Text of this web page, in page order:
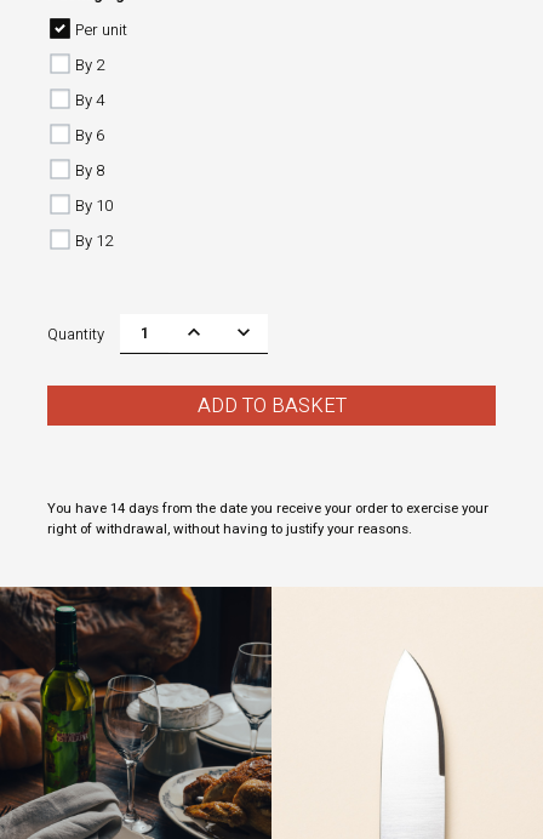
Per unit
By 2
By 4
By 6
By 8
By 10
By 12
Quantity
ADD TO BASKET
You have 14 days from the date you receive your order to exercise your
right of withdrawal, without having to justify your reasons.